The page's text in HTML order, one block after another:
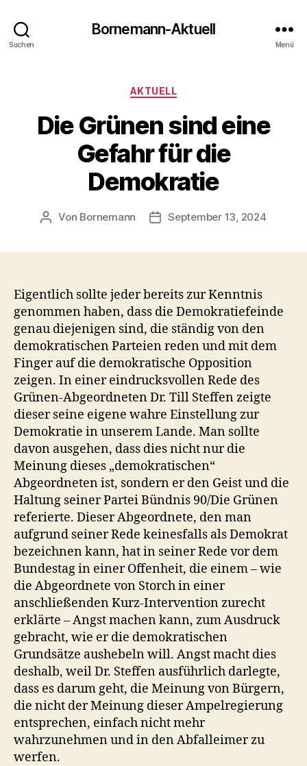
Suchen
Bornemann-Aktuell
Menü
Kategorien
AKTUELL
Die Grünen sind eine
Gefahr für die
Demokratie
Beitragsautor
Von Bornemann Veröffentlichungsdatum
September 13, 2024
Eigentlich sollte jeder bereits zur Kenntnis
genommen haben, dass die Demokratiefeinde
genau diejenigen sind, die ständig von den
demokratischen Parteien reden und mit dem
Finger auf die demokratische Opposition
zeigen. In einer eindrucksvollen Rede des
Grünen-Abgeordneten Dr. Till Steffen zeigte
dieser seine eigene wahre Einstellung zur
Demokratie in unserem Lande. Man sollte
davon ausgehen, dass dies nicht nur die
Meinung dieses „demokratischen“
Abgeordneten ist, sondern er den Geist und die
Haltung seiner Partei Bündnis 90/Die Grünen
referierte. Dieser Abgeordnete, den man
aufgrund seiner Rede keinesfalls als Demokrat
bezeichnen kann, hat in seiner Rede vor dem
Bundestag in einer Offenheit, die einem – wie
die Abgeordnete von Storch in einer
anschließenden Kurz-Intervention zurecht
erklärte – Angst machen kann, zum Ausdruck
gebracht, wie er die demokratischen
Grundsätze aushebeln will. Angst macht dies
deshalb, weil Dr. Steffen ausführlich darlegte,
dass es darum geht, die Meinung von Bürgern,
die nicht der Meinung dieser Ampelregierung
entsprechen, einfach nicht mehr
wahrzunehmen und in den Abfalleimer zu
werfen.